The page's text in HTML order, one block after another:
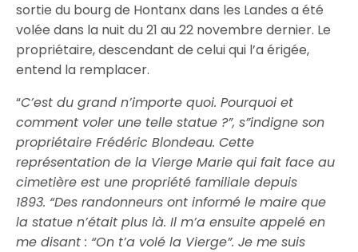
sortie du bourg de Hontanx dans les Landes a été
volée dans la nuit du 21 au 22 novembre dernier. Le
propriétaire, descendant de celui qui l’a érigée,
entend la remplacer.
“C’est du grand n’importe quoi. Pourquoi et
comment voler une telle statue ?”, s”indigne son
propriétaire Frédéric Blondeau. Cette
représentation de la Vierge Marie qui fait face au
cimetière est une propriété familiale depuis
1893. “Des randonneurs ont informé le maire que
la statue n’était plus là. Il m’a ensuite appelé en
me disant : “On t’a volé la Vierge”. Je me suis